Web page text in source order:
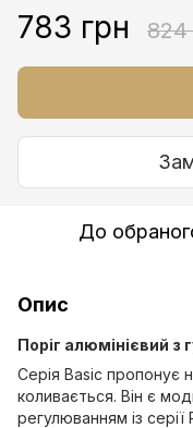
783 грн 824
До
Опис
Поріг алюмінієвий
Серія Basic пропонує
коливається. Він є
регулюванням із серії